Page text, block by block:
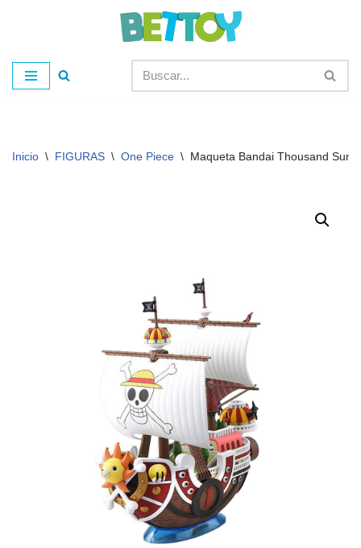
al
contenido
Inicio \ FIGURAS \ One Piece \ Maqueta Bandai Thousand